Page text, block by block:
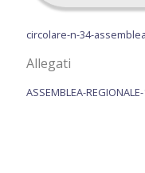
circolare-n-34-
Allegati
ASSEMBLEA-